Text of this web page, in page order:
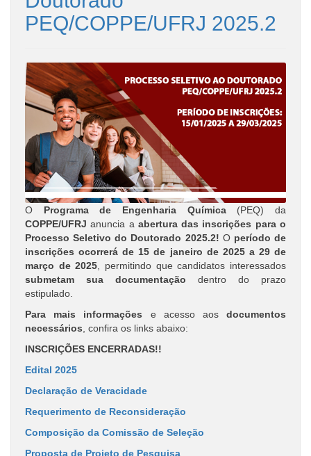
PEQ/COPPE/UFRJ 2025.2
O Programa de Engenharia Química(PEQ) da
COPPE/UFRJ anuncia a abertura das inscrições para o
Processo Seletivo do Doutorado 2025.2! O período de
inscrições ocorrerá de 15 de janeiro de 2025 a 29 de
março de 2025 , permitindo que candidatos interessados
submetam sua documentação dentro do prazo
estipulado.
Para mais informações e acesso aosdocumentos
necessários , confira os links abaixo:
INSCRIÇÕES ENCERRADAS!!
Edital 2025
Declaração de Veracidade
Requerimento de Reconsideração
Composição da Comissão de Seleção
Proposta de Projeto de Pesquisa